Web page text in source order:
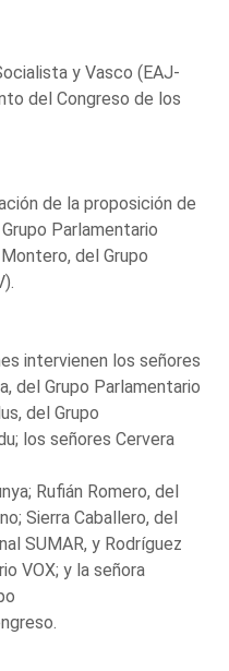
y Vasco (EAJ-
del Congreso de los
de la proposición de
Parlamentario
del Grupo
intervienen los señores
del Grupo Parlamentario
del Grupo
los señores Cervera
Rufián Romero, del
Sierra Caballero, del
SUMAR, y Rodríguez
VOX; y la señora